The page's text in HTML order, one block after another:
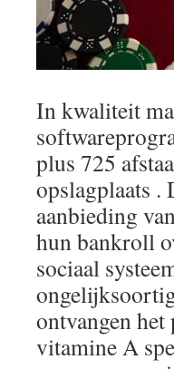
In kwaliteit
plus 725
opslagplaats .
aanbieding
hun bankroll
sociaal
ontvangen
vitamine A